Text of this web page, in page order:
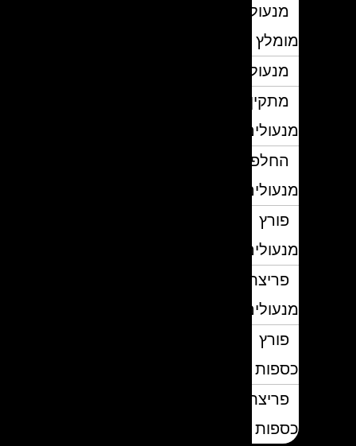
מנעולן
מומלץ
מנעולנים
מתקין
מנעולים
החלפת
מנעולים
פורץ
מנעולים
פריצת
מנעולים
פורץ
כספות
פריצת
כספות